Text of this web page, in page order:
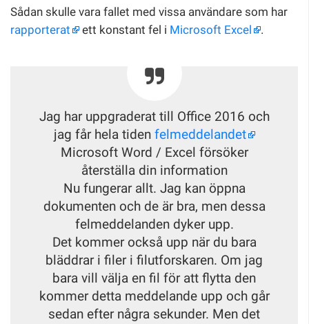
Sådan skulle vara fallet med vissa användare som har
rapporterat
ett konstant fel i Microsoft Excel .
Jag har uppgraderat till Office 2016 och
jag får hela tiden felmeddelandet
Microsoft Word / Excel försöker
återställa din information
Nu fungerar allt. Jag kan öppna
dokumenten och de är bra, men dessa
felmeddelanden dyker upp.
Det kommer också upp när du bara
bläddrar i filer i filutforskaren. Om jag
bara vill välja en fil för att flytta den
kommer detta meddelande upp och går
sedan efter några sekunder. Men det